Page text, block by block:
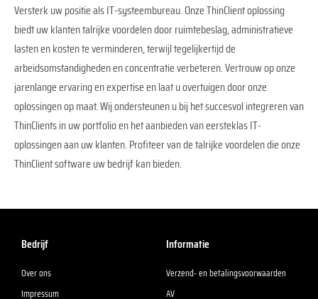
Versterk uw positie als IT-systeembureau. Onze ThinClient oplossing
biedt uw klanten talrijke voordelen door ruimtebeslag, administratieve
lasten en kosten te verminderen, terwijl tegelijkertijd de
arbeidsomstandigheden en concentratie verbeteren. Vertrouw op onze
jarenlange ervaring en expertise en laat u overtuigen door onze
oplossingen op maat. Wij ondersteunen u bij het succesvol integreren van
ThinClients in uw portfolio en het aanbieden van eersteklas IT-
oplossingen aan uw klanten. Profiteer van de talrijke voordelen die onze
ThinClient software uw bedrijf kan bieden.
Bedrijf
Over ons
Impressum
Informatie
Verzend- en betalingsvoorwaarden
AV